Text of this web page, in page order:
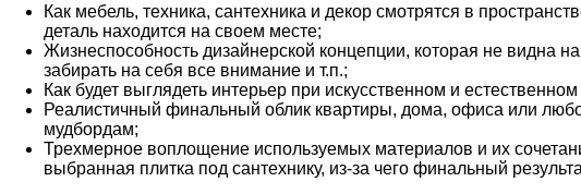
Как мебель, техника, сантехника и декор смотрятся в
деталь находится на своем месте;
Жизнеспособность дизайнерской концепции, которая не видна
забирать на себя все внимание и т.п.;
Как будет выглядеть интерьер при искусственном и
Реалистичный финальный облик квартиры, дома, офиса или
мудбордам;
Трехмерное воплощение используемых материалов и их
выбранная плитка под сантехнику, из-за чего финальный